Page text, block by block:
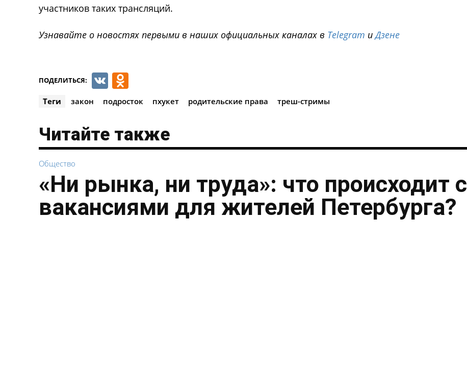
участников таких трансляций.
Узнавайте о новостях первыми в наших официальных каналах в Telegram иДзене
ПОДЕЛИТЬСЯ: VK
Теги закон подросток пхукет родительские права треш-стримы
Читайте также
Общество
«Ни рынка, ни труда»: что происходит с
вакансиями для жителей Петербурга?